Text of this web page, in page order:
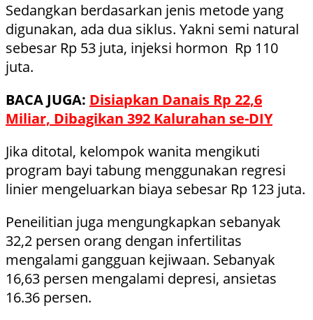
Sedangkan berdasarkan jenis metode yang
digunakan, ada dua siklus. Yakni semi natural
sebesar Rp 53 juta, injeksi hormon Rp 110
juta.
BACA JUGA: Disiapkan Danais Rp 22,6
Miliar, Dibagikan 392 Kalurahan se-DIY
Jika ditotal, kelompok wanita mengikuti
program bayi tabung menggunakan regresi
linier mengeluarkan biaya sebesar Rp 123 juta.
Peneilitian juga mengungkapkan sebanyak
32,2 persen orang dengan infertilitas
mengalami gangguan kejiwaan. Sebanyak
16,63 persen mengalami depresi, ansietas
16.36 persen.